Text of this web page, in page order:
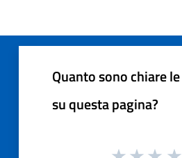
Quanto sono chiare
su questa pagina?